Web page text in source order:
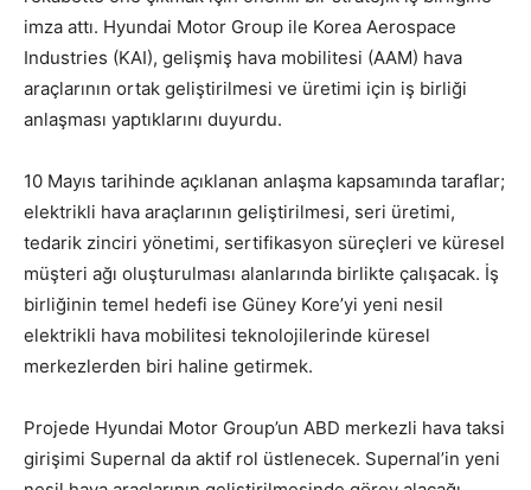
imza attı. Hyundai Motor Group ile Korea Aerospace
Industries (KAI), gelişmiş hava mobilitesi (AAM) hava
araçlarının ortak geliştirilmesi ve üretimi için iş birliği
anlaşması yaptıklarını duyurdu.
10 Mayıs tarihinde açıklanan anlaşma kapsamında taraflar;
elektrikli hava araçlarının geliştirilmesi, seri üretimi,
tedarik zinciri yönetimi, sertifikasyon süreçleri ve küresel
müşteri ağı oluşturulması alanlarında birlikte çalışacak. İş
birliğinin temel hedefi ise Güney Kore’yi yeni nesil
elektrikli hava mobilitesi teknolojilerinde küresel
merkezlerden biri haline getirmek.
Projede Hyundai Motor Group’un ABD merkezli hava taksi
girişimi Supernal da aktif rol üstlenecek. Supernal’in yeni